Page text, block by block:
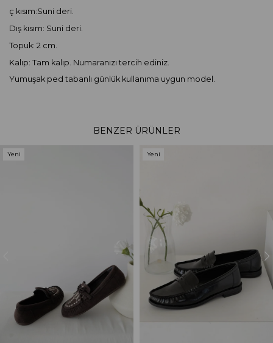
ç kısım:Suni deri.
Dış kısım: Suni deri.
Topuk: 2 cm.
Kalıp: Tam kalıp. Numaranızı tercih ediniz.
Yumuşak ped tabanlı günlük kullanıma uygun model.
BENZER ÜRÜNLER
Yeni
Yeni